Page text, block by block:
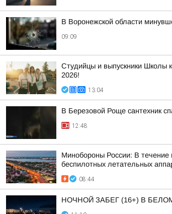
В Воронежской области
09:09
Студийцы и выпускники Школы
2026!
13:04
В Березовой Роще сантехник
12:48
Минобороны России: В течение
беспилотных летательных
08:44
НОЧНОЙ ЗАБЕГ (16+) В